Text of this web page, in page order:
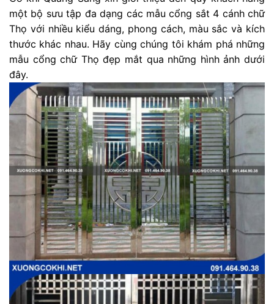
một bộ sưu tập đa dạng các mẫu cổng sắt 4 cánh chữ
Thọ với nhiều kiểu dáng, phong cách, màu sắc và kích
thước khác nhau. Hãy cùng chúng tôi khám phá những
mẫu cổng chữ Thọ đẹp mắt qua những hình ảnh dưới
đây.